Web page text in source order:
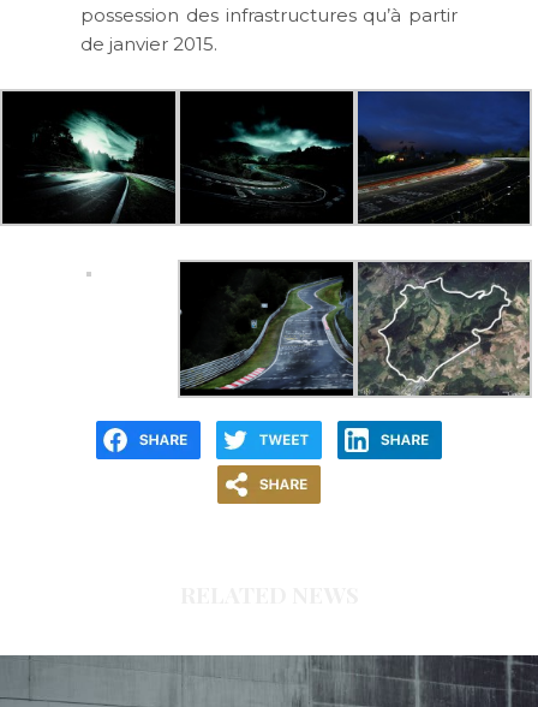
possession des infrastructures qu’à partir
de janvier 2015.